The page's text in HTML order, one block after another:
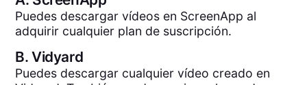
Puedes descargar vídeos en ScreenApp al
adquirir cualquier plan de suscripción.
B.Vidyard
Puedes descargar cualquier vídeo creado en